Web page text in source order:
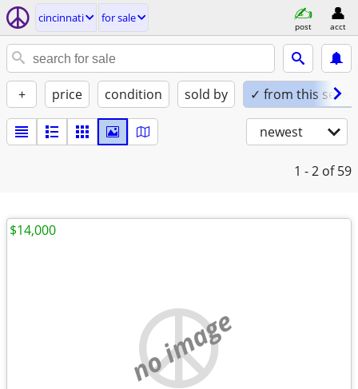
cincinnati for sale
post acct
+ price condition sold by ✓ from this seller
newest
1 - 2 of 59
no image
$14,000